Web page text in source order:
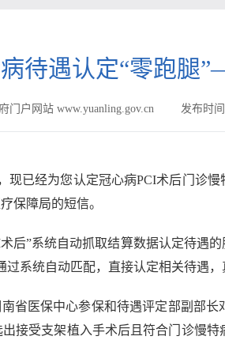
病待遇认定“零跑
门户网站 www.yuanling.gov.cn 发布时
已经为您认定冠心病PCI术后门诊
保障局的短信。
”系统自动抓取结算数据认定待遇的
系统自动匹配，直接认定相关待遇，
省医保中心参保和待遇评定部副部
接受支架植入手术后且符合门诊慢